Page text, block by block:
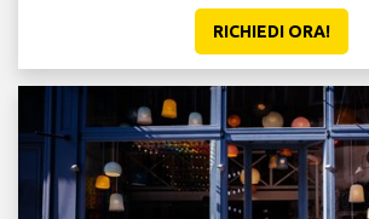
RICHIEDI ORA!